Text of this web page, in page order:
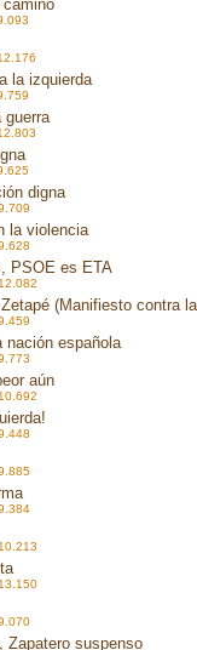
camino
la izquierda
guerra
digna
la violencia
PSOE es ETA
(Manifiesto contra
nación española
aún
Zapatero suspenso